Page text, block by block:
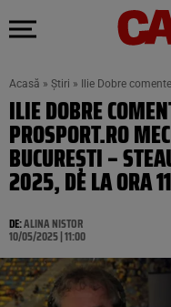
Acasă » Știri » Ilie Dobre
ILIE DOBRE
PROSPORT.RO
BUCUREȘTI –
2025, DE LA ORA
DE:ALINA NISTOR
10/05/2025 | 11:00